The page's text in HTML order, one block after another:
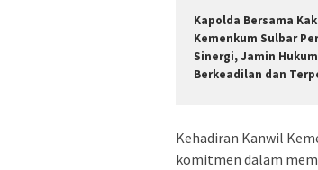
Kapolda Bersama
Kemenkum Sulbar
Sinergi, Jamin
Berkeadilan dan
Kehadiran Kanwil
komitmen dalam